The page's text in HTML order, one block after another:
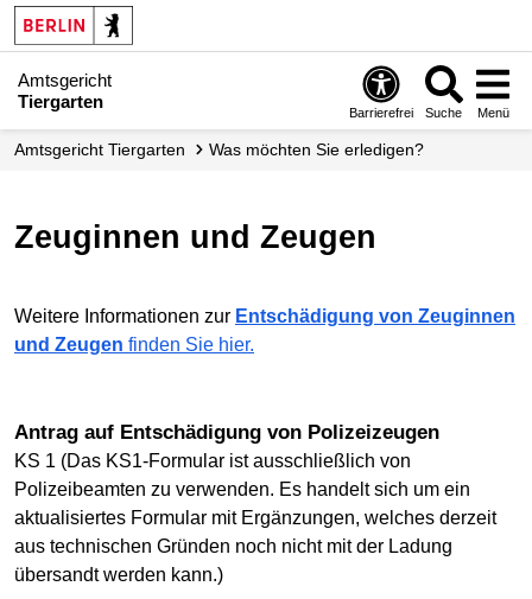
Amtsgericht
Tiergarten
Barrierefrei Suche Menü
Amtsgericht Tiergarten Was möchten Sie erledigen?
Zeuginnen und Zeugen
Weitere Informationen zur Entschädigung von Zeuginnen
und Zeugen finden Sie hier.
Antrag auf Entschädigung von Polizeizeugen
KS 1 (Das KS1-Formular ist ausschließlich von
Polizeibeamten zu verwenden. Es handelt sich um ein
aktualisiertes Formular mit Ergänzungen, welches derzeit
aus technischen Gründen noch nicht mit der Ladung
übersandt werden kann.)